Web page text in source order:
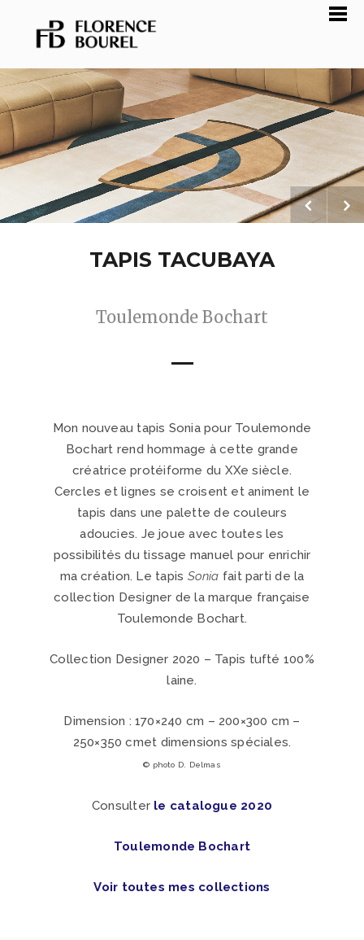
TAPIS TACUBAYA
Toulemonde Bochart
Mon nouveau tapis Sonia pour Toulemonde
Bochart rend hommage à cette grande
créatrice protéiforme du XXe siècle.
Cercles et lignes se croisent et animent le
tapis dans une palette de couleurs
adoucies. Je joue avec toutes les
possibilités du tissage manuel pour enrichir
ma création. Le tapis Sonia fait parti de la
collection Designer de la marque française
Toulemonde Bochart.
Collection Designer 2020 – Tapis tufté 100%
laine.
Dimension : 170×240 cm – 200×300 cm –
250×350 cmet dimensions spéciales.
© photo D. Delmas
Consulter le catalogue 2020
Toulemonde Bochart
Voir toutes mes collections